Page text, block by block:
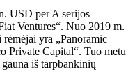
USD per A serijos
Ventures“. Nuo 2019 m.
yra „Panoramic
Private Capital“. Tuo metu
iš tarpbankinių